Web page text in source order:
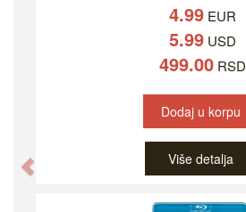
4.99 EUR
5.99 USD
499.00 RSD
Dodaj u korpu
Više detalja